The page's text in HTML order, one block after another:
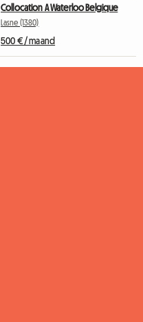
Collocation A Waterloo Belgique
Lasne (1380)
500 € / maand